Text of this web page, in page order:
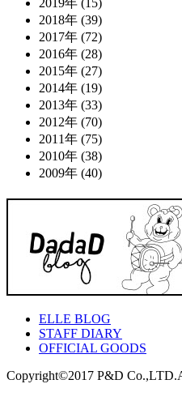
2019年 (15)
2018年 (39)
2017年 (72)
2016年 (28)
2015年 (27)
2014年 (19)
2013年 (33)
2012年 (70)
2011年 (75)
2010年 (38)
2009年 (40)
ELLE BLOG
STAFF DIARY
OFFICIAL GOODS
Copyright©2017 P&D